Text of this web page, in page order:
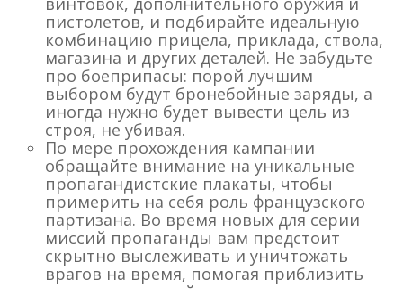
пистолетов, и подбирайте идеальную
комбинацию прицела, приклада, ствола,
магазина и других деталей. Не забудьте
про боеприпасы: порой лучшим
выбором будут бронебойные заряды, а
иногда нужно будет вывести цель из
строя, не убивая.
По мере прохождения кампании
обращайте внимание на уникальные
пропагандистские плакаты, чтобы
примерить на себя роль французского
партизана. Во время новых для серии
миссий пропаганды вам предстоит
скрытно выслеживать и уничтожать
врагов на время, помогая приблизить